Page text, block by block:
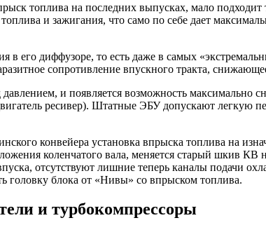
топлива на последних выпусках, мало
и зажигания, что само по себе дает
в его диффузоре, то есть даже в самых
сопротивление впускного тракта,
и появляется возможность максимально
ресивер). Штатные ЭБУ допускают легкую
конвейера установка впрыска топлива на
коленчатого вала, меняется старый шкив
отсутствуют лишние теперь каналы подачи
головку блока от «Нивы» со впрыском топлива.
и турбокомпрессоры